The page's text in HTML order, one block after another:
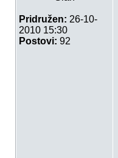
Pridružen: 26-10-
2010 15:30
Postovi: 92